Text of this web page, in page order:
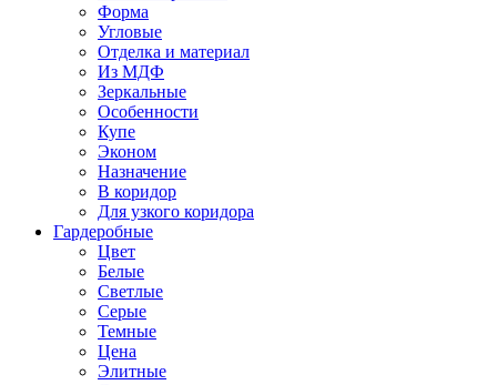
Форма
Угловые
Отделка и материал
Из МДФ
Зеркальные
Особенности
Купе
Эконом
Назначение
В коридор
Для узкого коридора
Гардеробные
Цвет
Белые
Светлые
Серые
Темные
Цена
Элитные